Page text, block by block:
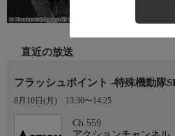
直近の放送
フラッシュポイント -特殊機動隊
8月10日(月) 13:30〜14:25
Ch.559